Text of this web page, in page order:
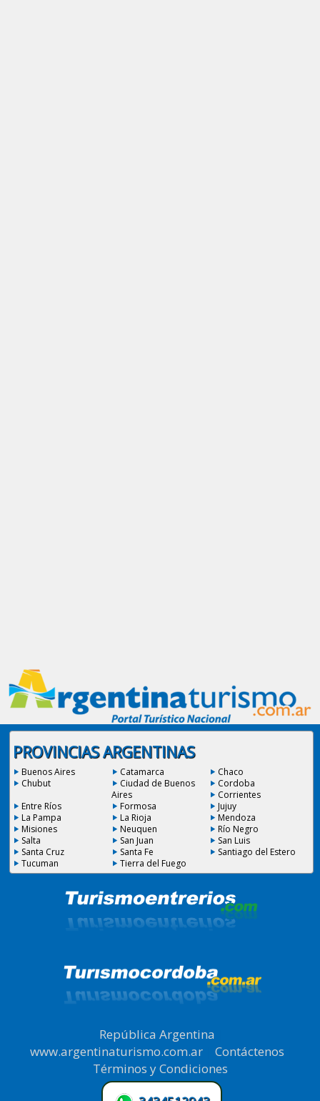
PROVINCIAS ARGENTINAS
Buenos Aires Catamarca
Chaco
Chubut
Ciudad de Buenos
Aires
Cordoba
Corrientes
Entre Ríos
Formosa
Jujuy
La Pampa
La Rioja
Mendoza
Misiones
Neuquen
Río Negro
Salta
San Juan
San Luis
Santa Cruz
Santa Fe
Santiago del Estero
Tucuman
Tierra del Fuego
República Argentina
www.argentinaturismo.com.ar| Contáctenos
Términos y Condiciones